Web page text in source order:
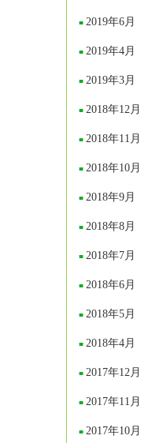
2019年6月
2019年4月
2019年3月
2018年12月
2018年11月
2018年10月
2018年9月
2018年8月
2018年7月
2018年6月
2018年5月
2018年4月
2017年12月
2017年11月
2017年10月